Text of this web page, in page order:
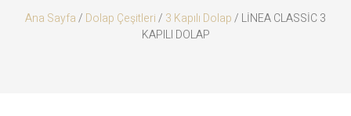
Ana Sayfa/ Dolap Çeşitleri/ 3 Kapılı Dolap/ LİNEA CLASSİC 3
KAPILI DOLAP